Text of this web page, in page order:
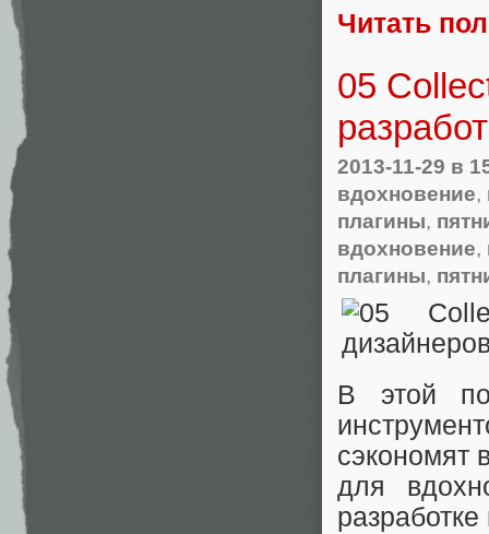
Читать
05
2013-11-29 в
вдохновение,
плагины,
вдохновение,
плагины,
В этой
сэкономят
для